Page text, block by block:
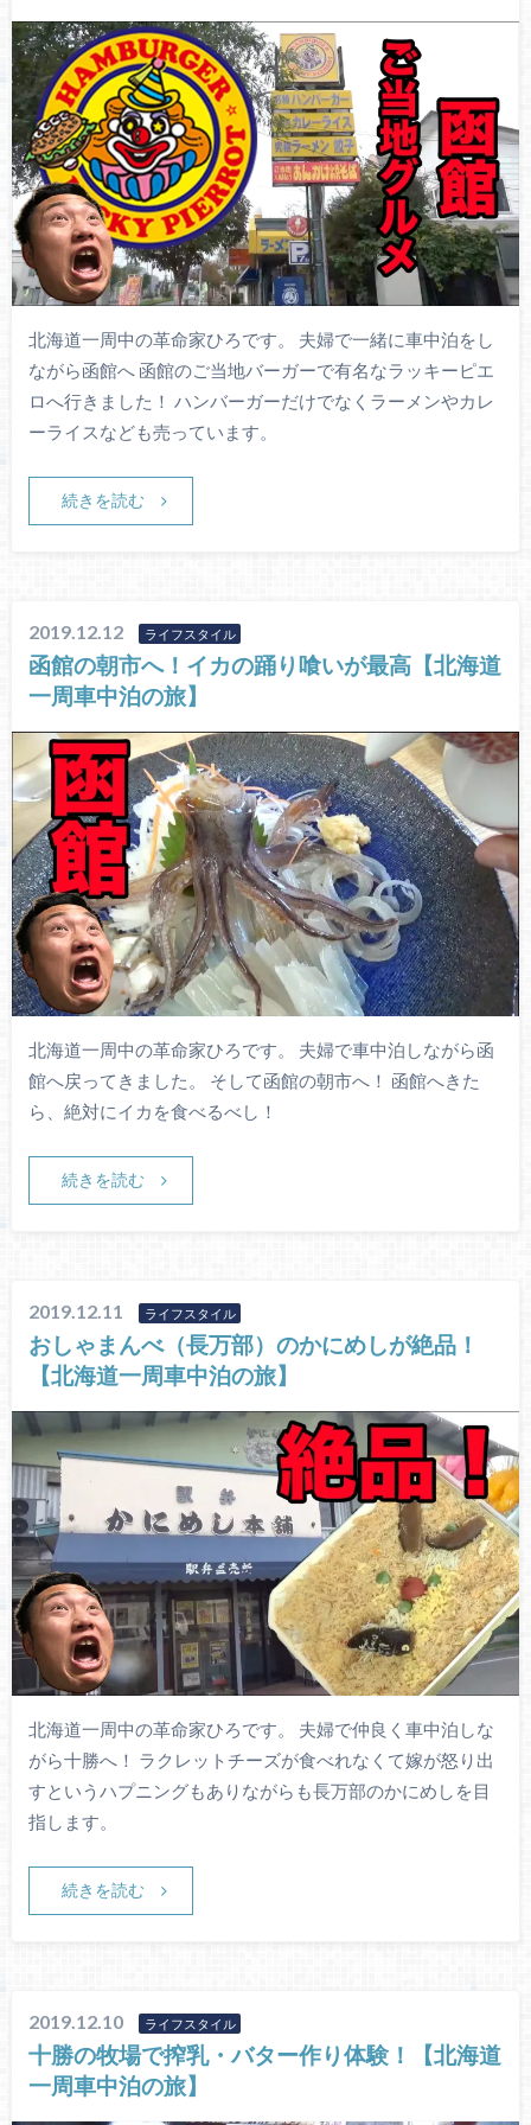
北海道一周中の革命家ひろです。 夫婦で一緒に車中泊をし
ながら函館へ 函館のご当地バーガーで有名なラッキーピエ
ロへ行きました！ ハンバーガーだけでなくラーメンやカレ
ーライスなども売っています。
続きを読む
2019.12.12 ライフスタイル
函館の朝市へ！イカの踊り喰いが最高【北海道
一周車中泊の旅】
北海道一周中の革命家ひろです。 夫婦で車中泊しながら函
館へ戻ってきました。 そして函館の朝市へ！ 函館へきた
ら、絶対にイカを食べるべし！
続きを読む
2019.12.11 ライフスタイル
おしゃまんべ（長万部）のかにめしが絶品！
【北海道一周車中泊の旅】
北海道一周中の革命家ひろです。 夫婦で仲良く車中泊しな
がら十勝へ！ ラクレットチーズが食べれなくて嫁が怒り出
すというハプニングもありながらも長万部のかにめしを目
指します。
続きを読む
2019.12.10 ライフスタイル
十勝の牧場で搾乳・バター作り体験！【北海道
一周車中泊の旅】